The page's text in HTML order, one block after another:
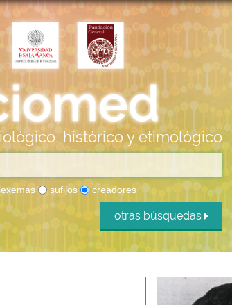
histórico y etimológico
sufijos creadores
otras búsquedas